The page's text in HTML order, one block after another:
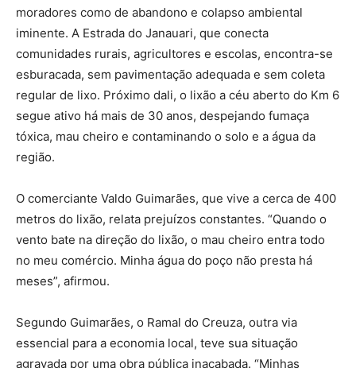
moradores como de abandono e colapso ambiental
iminente. A Estrada do Janauari, que conecta
comunidades rurais, agricultores e escolas, encontra-se
esburacada, sem pavimentação adequada e sem coleta
regular de lixo. Próximo dali, o lixão a céu aberto do Km 6
segue ativo há mais de 30 anos, despejando fumaça
tóxica, mau cheiro e contaminando o solo e a água da
região.
O comerciante Valdo Guimarães, que vive a cerca de 400
metros do lixão, relata prejuízos constantes. “Quando o
vento bate na direção do lixão, o mau cheiro entra todo
no meu comércio. Minha água do poço não presta há
meses”, afirmou.
Segundo Guimarães, o Ramal do Creuza, outra via
essencial para a economia local, teve sua situação
agravada por uma obra pública inacabada. “Minhas